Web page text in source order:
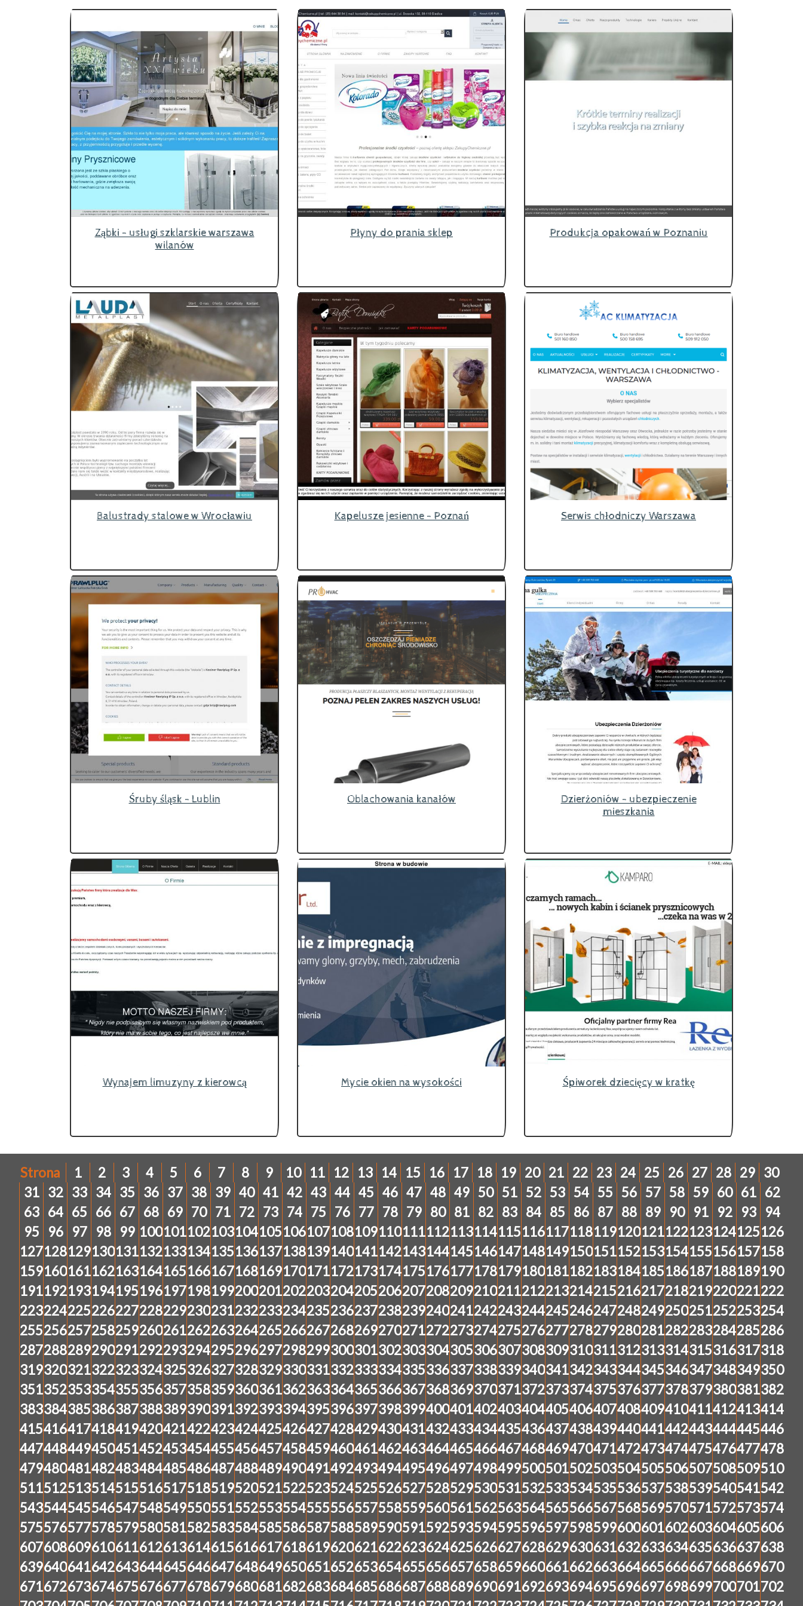
Ząbki - usługi szklarskie warszawa
wilanów
Płyny do prania sklep Produkcja opakowań w Poznaniu
Balustrady stalowe w Wrocławiu Kapelusze jesienne - Poznań Serwis chłodniczy Warszawa
Śruby śląsk - Lublin Oblachowania kanałów
Dzierżoniów - ubezpieczenie
mieszkania
Wynajem limuzyny z kierowcą Mycie okien na wysokości Śpiworek dziecięcy w kratkę
Strona 1 2 3 4 5 6 7 8 9 10 11 12 13 14 15 16 17 18 19 20 21 22 23 24 25 26 27 28 29 30
31 32 33 34 35 36 37 38 39 40 41 42 43 44 45 46 47 48 49 50 51 52 53 54 55 56 57 58 59 60 61 62
63 64 65 66 67 68 69 70 71 72 73 74 75 76 77 78 79 80 81 82 83 84 85 86 87 88 89 90 91 92 93
94
95
96 97 98 99 100101102103104105106107108109110111112113114115116117118119120121122123124125126
127128129130131132133134135136137138139140141142143144145146147148149150151152153154155156157158
159160161162163164165166167168169170171172173174175176177178179180181182183184185186187188189190
191192193194195196197198199200201202203204205206207208209210211212213214215216217218219220221222
223224225226227228229230231232233234235236237238239240241242243244245246247248249250251252253254
255256257258259260261262263264265266267268269270271272273274275276277278279280281282283284285286
287288289290291292293294295296297298299300301302303304305306307308309310311312313314315316317318
319320321322323324325326327328329330331332333334335336337338339340341342343344345346347348349350
351352353354355356357358359360361362363364365366367368369370371372373374375376377378379380381382
383384385386387388389390391392393394395396397398399400401402403404405406407408409410411412413414
415416417418419420421422423424425426427428429430431432433434435436437438439440441442443444445446
447448449450451452453454455456457458459460461462463464465466467468469470471472473474475476477478
479480481482483484485486487488489490491492493494495496497498499500501502503504505506507508509510
511512513514515516517518519520521522523524525526527528529530531532533534535536537538539540541542
543544545546547548549550551552553554555556557558559560561562563564565566567568569570571572573574
575576577578579580581582583584585586587588589590591592593594595596597598599600601602603604605606
607608609610611612613614615616617618619620621622623624625626627628629630631632633634635636637638
639640641642643644645646647648649650651652653654655656657658659660661662663664665666667668669670
671672673674675676677678679680681682683684685686687688689690691692693694695696697698699700701702